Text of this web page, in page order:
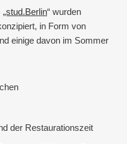
„stud.Berlin“ wurden
in Form von
einige davon im Sommer
der Restaurationszeit